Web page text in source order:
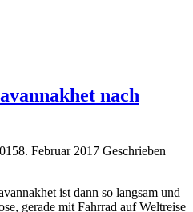
nach
8. Februar 2017 Geschrieben
ist dann so langsam und
gerade mit Fahrrad auf Weltreise